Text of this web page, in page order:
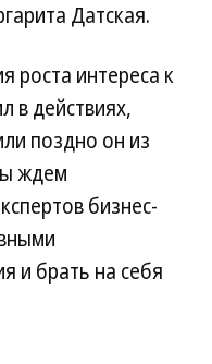
Датская.
роста интереса к
в действиях,
поздно он из
ждем
бизнес-
и брать на себя